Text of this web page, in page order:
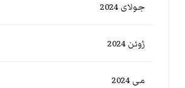
جولای 2024
ژوئن 2024
می 2024